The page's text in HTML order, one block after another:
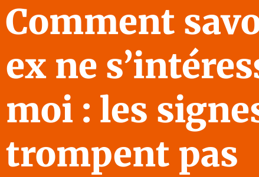
Comment
ex ne
moi : les
trompent pas